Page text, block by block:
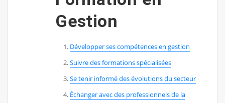
Gestion
Développer ses compétences en gestion
Suivre des formations spécialisées
Se tenir informé des évolutions du secteur
Échanger avec des professionnels de la